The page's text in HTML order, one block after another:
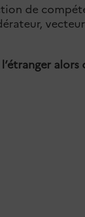
de
alors